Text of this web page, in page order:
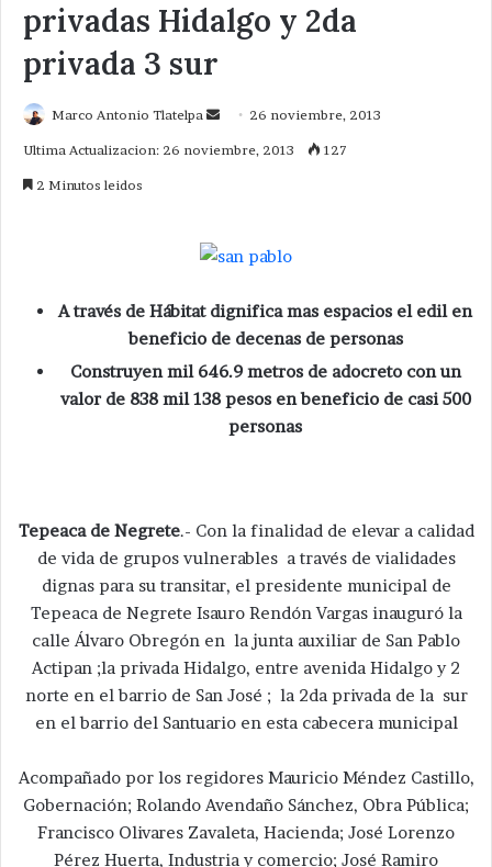
privadas Hidalgo y 2da
privada 3 sur
Marco Antonio Tlatelpa
Send 26 noviembre, 2013
Ultima Actualizacion: 26 noviembre, 2013 127
2 Minutos leidos
A través de Hábitat dignifica mas espacios el edil en
beneficio de decenas de personas
Construyen mil 646.9 metros de adocreto con un
valor de 838 mil 138 pesos en beneficio de casi 500
personas
Tepeaca de Negrete.- Con la finalidad de elevar a calidad
de vida de grupos vulnerables a través de vialidades
dignas para su transitar, el presidente municipal de
Tepeaca de Negrete Isauro Rendón Vargas inauguró la
calle Álvaro Obregón en la junta auxiliar de San Pablo
Actipan ;la privada Hidalgo, entre avenida Hidalgo y 2
norte en el barrio de San José ; la 2da privada de la sur
en el barrio del Santuario en esta cabecera municipal
Acompañado por los regidores Mauricio Méndez Castillo,
Gobernación; Rolando Avendaño Sánchez, Obra Pública;
Francisco Olivares Zavaleta, Hacienda; José Lorenzo
Pérez Huerta, Industria y comercio; José Ramiro